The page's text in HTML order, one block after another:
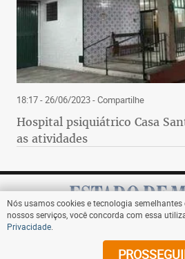
18:17 - 26/06/2023- Compartilhe
Hospital psiquiátrico Casa
as atividades
Assine
Nós usamos cookies e tecnologia
nossos serviços, você concorda com essa
Privacidade